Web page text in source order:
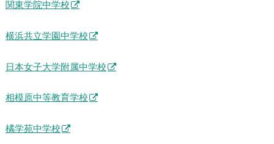
関東学院中学校
横浜共立学園中学校
日本女子大学附属中学校
相模原中等教育学校
橘学苑中学校